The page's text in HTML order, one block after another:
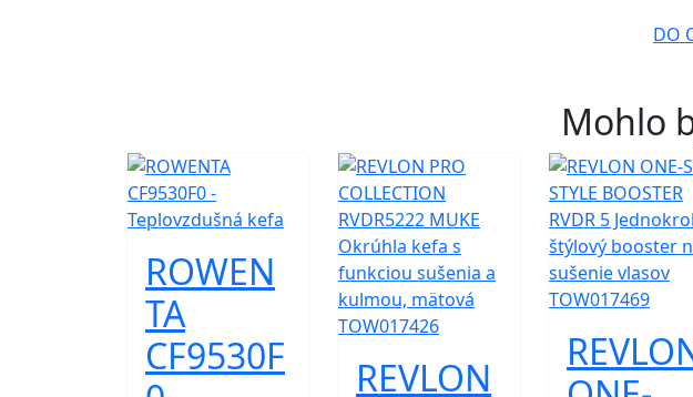
DO
Mohlo
ROWEN
TA
CF9530F
REVLON